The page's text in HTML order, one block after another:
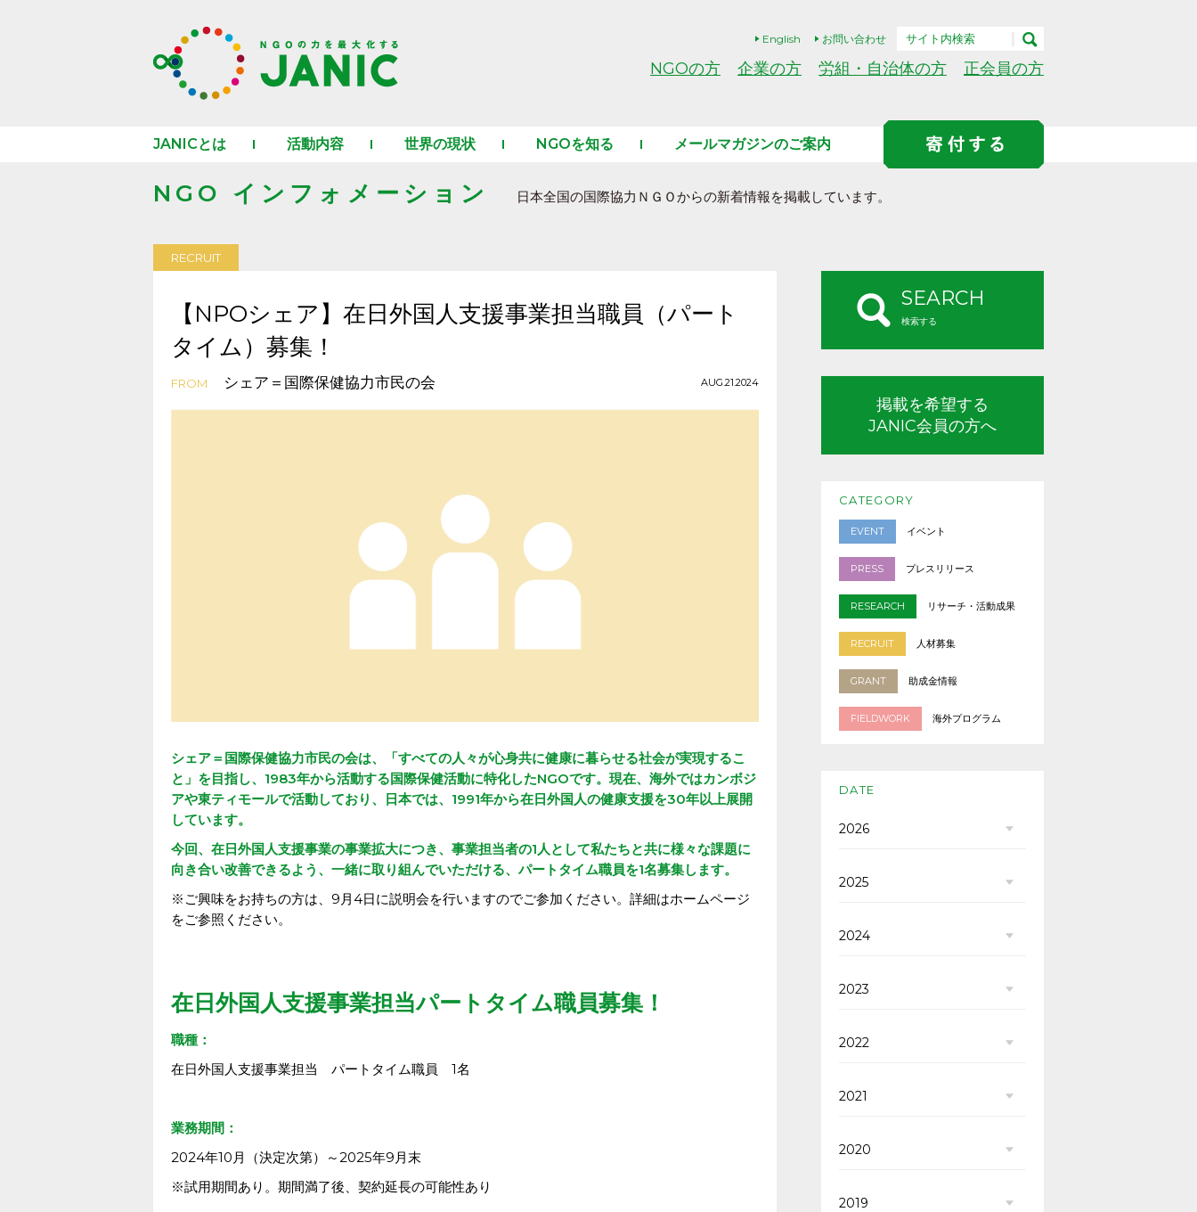
English お問い合わせ
NGOの方 企業の方 労組・自治体の方 正会員の方
JANICとは 活動内容 世界の現状 NGOを知る メールマガジンのご案内
NGO インフォメーション 日本全国の国際協力ＮＧＯからの新着情報を掲載しています。
RECRUIT
【NPOシェア】在日外国人支援事業担当職員（パート
タイム）募集！
FROM シェア＝国際保健協力市民の会 AUG.21.2024
シェア＝国際保健協力市民の会は、「すべての人々が心身共に健康に暮らせる社会が実現するこ
と」を目指し、1983年から活動する国際保健活動に特化したNGOです。現在、海外ではカンボジ
アや東ティモールで活動しており、日本では、1991年から在日外国人の健康支援を30年以上展開
しています。
今回、在日外国人支援事業の事業拡大につき、事業担当者の1人として私たちと共に様々な課題に
向き合い改善できるよう、一緒に取り組んでいただける、パートタイム職員を1名募集します。
※ご興味をお持ちの方は、9月4日に説明会を行いますのでご参加ください。詳細はホームページ
をご参照ください。
在日外国人支援事業担当パートタイム職員募集！
職種：
在日外国人支援事業担当 パートタイム職員 1名
業務期間：
2024年10月（決定次第）～2025年9月末
※試用期間あり。期間満了後、契約延長の可能性あり
SEARCH
検索する
掲載を希望する
JANIC会員の方へ
CATEGORY
EVENT イベント
PRESS プレスリリース
RESEARCH リサーチ・活動成果
RECRUIT 人材募集
GRANT 助成金情報
FIELDWORK 海外プログラム
DATE
2026
2025
2024
2023
2022
2021
2020
2019